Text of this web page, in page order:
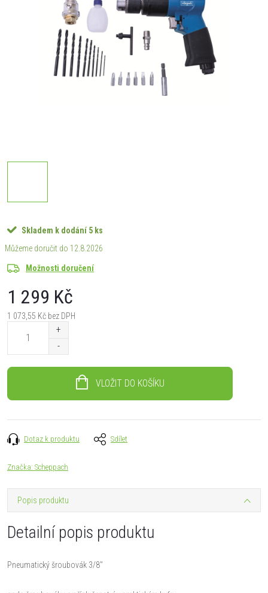
Skladem k dodání 5 ks
12.8.2026
Možnosti doručení
1 299 Kč
1 073,55 Kč bez DPH
VLOŽIT DO KOŠÍKU
Dotaz k produktu Sdílet
Značka: Scheppach
Popis produktu
Detailní popis produktu
Pneumatický šroubovák 3/8''